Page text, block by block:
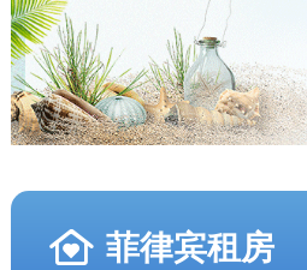
菲律宾租房